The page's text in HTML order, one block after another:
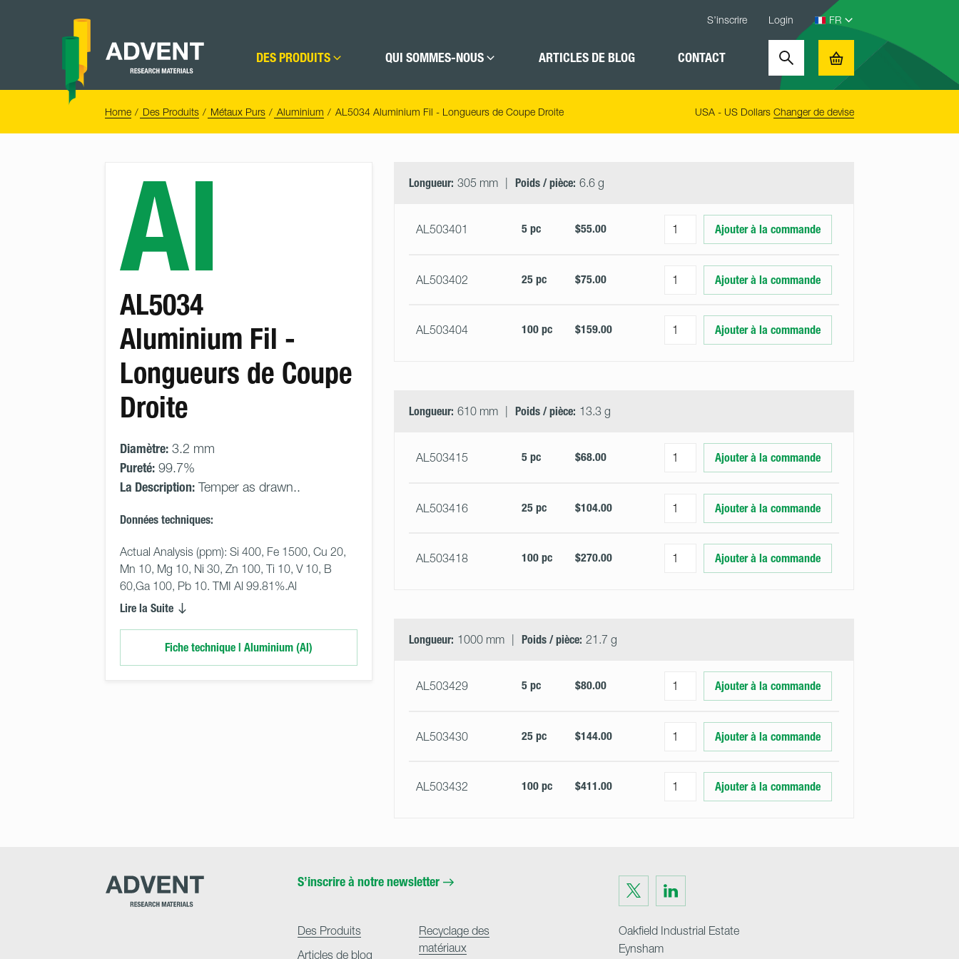
S’inscrire Login
DES PRODUITS QUI SOMMES-NOUS ARTICLES DE BLOG CONTACT Search Basket
Home Des Produits Métaux Purs Aluminium AL5034 Aluminium Fil - Longueurs de Coupe Droite USA - US Dollars Changer de devise
Al
AL5034
Aluminium Fil -
Longueurs de Coupe
Droite
Diamètre: 3.2 mm
Pureté: 99.7%
La Description: Temper as drawn..
Données techniques:
Actual Analysis (ppm): Si 400, Fe 1500, Cu 20,
Mn 10, Mg 10, Ni 30, Zn 100, Ti 10, V 10, B
60,Ga 100, Pb 10. TMI Al 99.81%.Al
Lire la Suite
Fiche technique | Aluminium (Al)
QuantityLongueur: 305 mm Poids / pièce: 6.6 g
AL503401 5 pc $55.00 Ajouter à la commande
AL503402 25 pc $75.00 Ajouter à la commande
AL503404 100 pc $159.00 Ajouter à la commande
Longueur: 610 mm Poids / pièce: 13.3 g
AL503415 5 pc $68.00 Ajouter à la commande
AL503416 25 pc $104.00 Ajouter à la commande
AL503418 100 pc $270.00 Ajouter à la commande
Longueur: 1000 mm Poids / pièce: 21.7 g
AL503429 5 pc $80.00 Ajouter à la commande
AL503430 25 pc $144.00 Ajouter à la commande
AL503432 100 pc $411.00 Ajouter à la commande
S’inscrire à notre newsletter
Visit
us
on
Twitter
Visit
on
LinkedIn
Des Produits
Articles de blog
Recyclage des
matériaux
Oakfield Industrial Estate
Eynsham